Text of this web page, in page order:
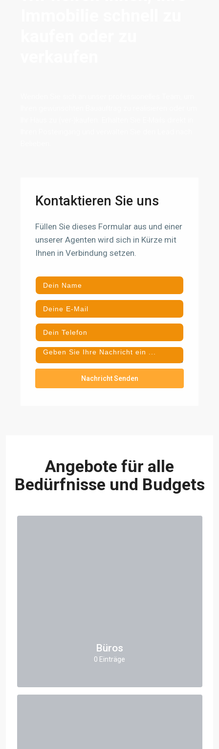
Kontaktieren Sie uns
Füllen Sie dieses Formular aus und einer
unserer Agenten wird sich in Kürze mit
Ihnen in Verbindung setzen.
Nachricht Senden
Angebote für alle
Bedürfnisse und Budgets
Büros
0 Einträge